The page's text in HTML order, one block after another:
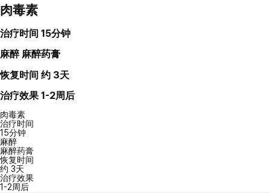
肉毒素
治疗时间 15分钟
麻醉 麻醉药膏
恢复时间 约 3天
治疗效果 1-2周后
肉毒素
治疗时间
15分钟
麻醉
麻醉药膏
恢复时间
约 3天
治疗效果
1-2周后